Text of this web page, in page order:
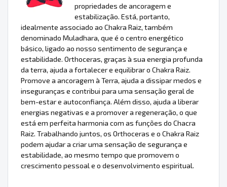
propriedades de ancoragem e
estabilização. Está, portanto,
idealmente associado ao Chakra Raiz, também
denominado Muladhara, que é o centro energético
básico, ligado ao nosso sentimento de segurança e
estabilidade. Orthoceras, graças à sua energia profunda
da terra, ajuda a fortalecer e equilibrar o Chakra Raiz.
Promove a ancoragem à Terra, ajuda a dissipar medos e
inseguranças e contribui para uma sensação geral de
bem-estar e autoconfiança. Além disso, ajuda a liberar
energias negativas e a promover a regeneração, o que
está em perfeita harmonia com as funções do Chacra
Raiz. Trabalhando juntos, os Orthoceras e o Chakra Raiz
podem ajudar a criar uma sensação de segurança e
estabilidade, ao mesmo tempo que promovem o
crescimento pessoal e o desenvolvimento espiritual.